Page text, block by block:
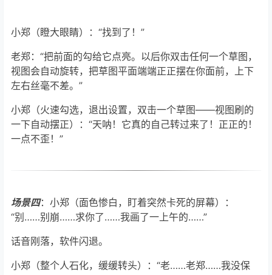
小郑（瞪大眼睛）：“找到了！”
老郑：“把前面的勾给它点亮。以后你双击任何一个草图，
视图会自动旋转，把草图平面端端正正摆在你面前，上下
左右丝毫不差。”
小郑（火速勾选，退出设置，双击一个草图——视图刷的
一下自动摆正）：“天呐！它真的自己转过来了！正正的！
场景四：小郑（面色惨白，盯着突然卡死的屏幕）：
“别……别崩……求你了……我画了一上午的……”
话音刚落，软件闪退。